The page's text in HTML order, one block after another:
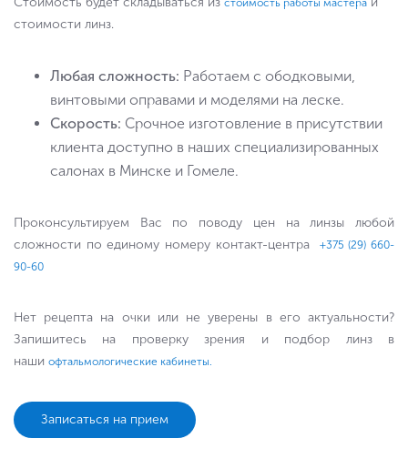
стоимость работы мастера
стоимости линз.
Любая сложность: Работаем с ободковыми,
винтовыми оправами и моделями на леске.
Скорость: Срочное изготовление в присутствии
клиента доступно в наших специализированных
салонах в Минске и Гомеле.
Проконсультируем Вас по поводу цен на линзы любой
сложности по единому номеру контакт-центра
+375 (29) 660-
90-60
Нет рецепта на очки или не уверены в его актуальности?
Запишитесь на проверку зрения и подбор линз в
наши офтальмологические кабинеты.
Записаться на прием